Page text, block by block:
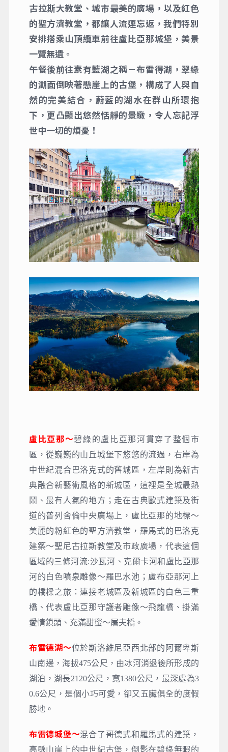
古拉斯大教堂、城市最美的廣場，以及紅色
的聖方濟教堂，都讓人流連忘返，我們特別
安排搭乘山頂纜車前往盧比亞那城堡，美景
一覽無遺。
午餐後前往素有藍湖之稱－布雷得湖，翠綠
的湖面倒映著懸崖上的古堡，構成了人與自
然的完美結合，蔚藍的湖水在群山所環抱
下，更凸顯出悠然恬靜的景緻，令人忘記浮
世中一切的煩憂！
盧比亞那～ 碧綠的盧比亞那河貫穿了整個市
區，從巍巍的山丘城堡下悠悠的流過，右岸為
中世紀混合巴洛克式的舊城區，左岸則為新古
典融合新藝術風格的新城區，這裡是全城最熱
鬧、最有人氣的地方；走在古典歐式建築及街
道的普列舍倫中央廣場上，盧比亞那的地標～
美麗的粉紅色的聖方濟教堂，羅馬式的巴洛克
建築～聖尼古拉斯教堂及市政廣場，代表這個
區域的三條河流:沙瓦河、克爾卡河和盧比亞那
河的白色噴泉雕像～羅巴水池；盧布亞那河上
的橋樑之旅：連接老城區及新城區的白色三重
愛情鎖頭、充滿甜蜜～屠夫橋。